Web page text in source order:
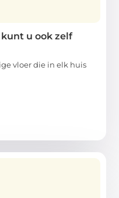
u ook zelf
vloer die in elk huis